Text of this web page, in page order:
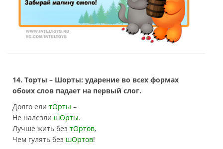
14. Торты – Шорты: ударение во всех формах
обоих слов падает на первый слог.
Долго ели тОрты –
Не налезли шОрты.
Лучше жить без тОртов,
Чем гулять без шОртов!